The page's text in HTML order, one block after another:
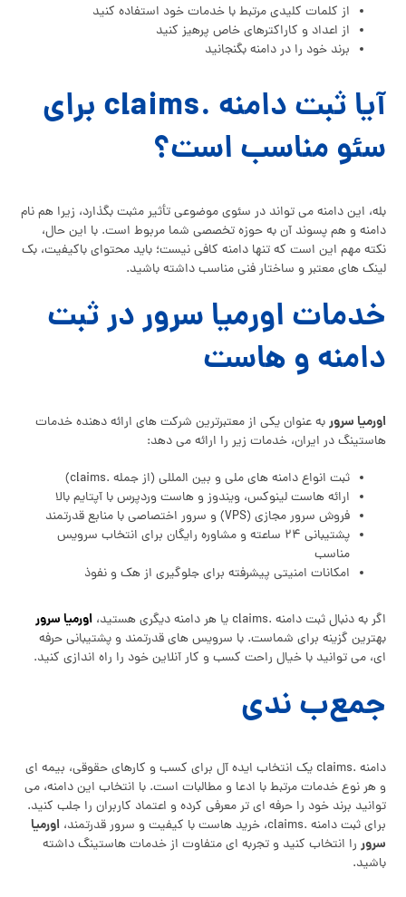
از کلمات کلیدی مرتبط با خدمات خود استفاده کنید
از اعداد و کاراکترهای خاص پرهیز کنید
برند خود را در دامنه بگنجانید
آیا ثبت دامنه .claims برای
سئو مناسب است؟
بله، این دامنه می‌ تواند در سئوی موضوعی تأثیر مثبت بگذارد، زیرا هم نام
دامنه و هم پسوند آن به حوزه تخصصی شما مربوط است. با این حال،
نکته مهم این است که تنها دامنه کافی نیست؛ باید محتوای باکیفیت، بک‌
لینک‌ های معتبر و ساختار فنی مناسب داشته باشید.
خدمات اورمیا سرور در ثبت
دامنه و هاست
اورمیا سروربه عنوان یکی از معتبرترین شرکت‌ های ارائه‌ دهنده خدمات
هاستینگ در ایران، خدمات زیر را ارائه می‌ دهد:
ثبت انواع دامنه‌ های ملی و بین‌ المللی (از جمله .claims)
ارائه هاست لینوکس، ویندوز و هاست وردپرس با آپتایم بالا
فروش سرور مجازی (VPS) و سرور اختصاصی با منابع قدرتمند
پشتیبانی ۲۴ ساعته و مشاوره رایگان برای انتخاب سرویس
مناسب
امکانات امنیتی پیشرفته برای جلوگیری از هک و نفوذ
اگر به دنبال ثبت دامنه .claims یا هر دامنه دیگری هستید، اورمیا سرور
بهترین گزینه برای شماست. با سرویس‌ های قدرتمند و پشتیبانی حرفه‌
ای، می‌ توانید با خیال راحت کسب‌ و کار آنلاین خود را راه‌ اندازی کنید.
جمع‌ب ندی
دامنه .claims یک انتخاب ایده‌ آل برای کسب‌ و کارهای حقوقی، بیمه‌ ای
و هر نوع خدمات مرتبط با ادعا و مطالبات است. با انتخاب این دامنه، می‌
توانید برند خود را حرفه‌ ای‌ تر معرفی کرده و اعتماد کاربران را جلب کنید.
برای ثبت دامنه .claims، خرید هاست با کیفیت و سرور قدرتمند،
اورمیا
سرور را انتخاب کنید و تجربه‌ ای متفاوت از خدمات هاستینگ داشته
باشید.